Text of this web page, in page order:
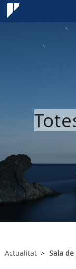
Actualitat Sala